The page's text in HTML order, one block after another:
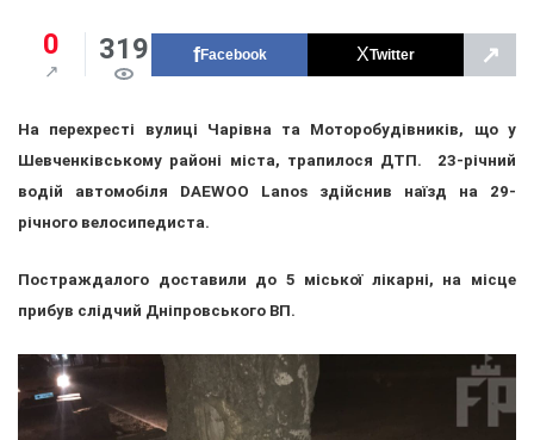
0 319 Facebook Twitter ↗
На перехресті вулиці Чарівна та Моторобудівників, що у
Шевченківському районі міста, трапилося ДТП. 23-річний
водій автомобіля DAEWOO Lanos здійснив наїзд на 29-
річного велосипедиста.
Постраждалого доставили до 5 міської лікарні, на місце
прибув слідчий Дніпровського ВП.